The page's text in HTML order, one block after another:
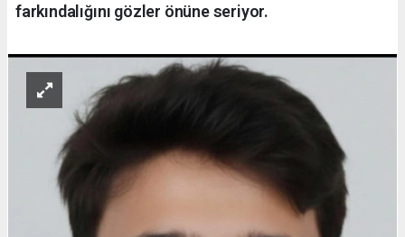
farkındalığını gözler önüne seriyor.